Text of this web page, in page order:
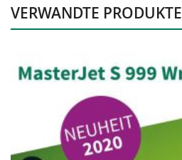
VERWANDTE PRODUKTE